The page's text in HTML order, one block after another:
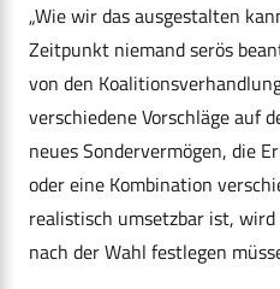
„Wie wir das ausgestalten
Zeitpunkt niemand serös
von den
verschiedene Vorschläge auf
neues Sondervermögen, die
oder eine Kombination
realistisch umsetzbar ist,
nach der Wahl festlegen